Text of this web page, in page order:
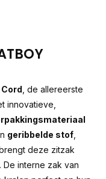
, de allereerste
innovatieve,
geribbelde stof
brengt deze zitzak
De interne zak van